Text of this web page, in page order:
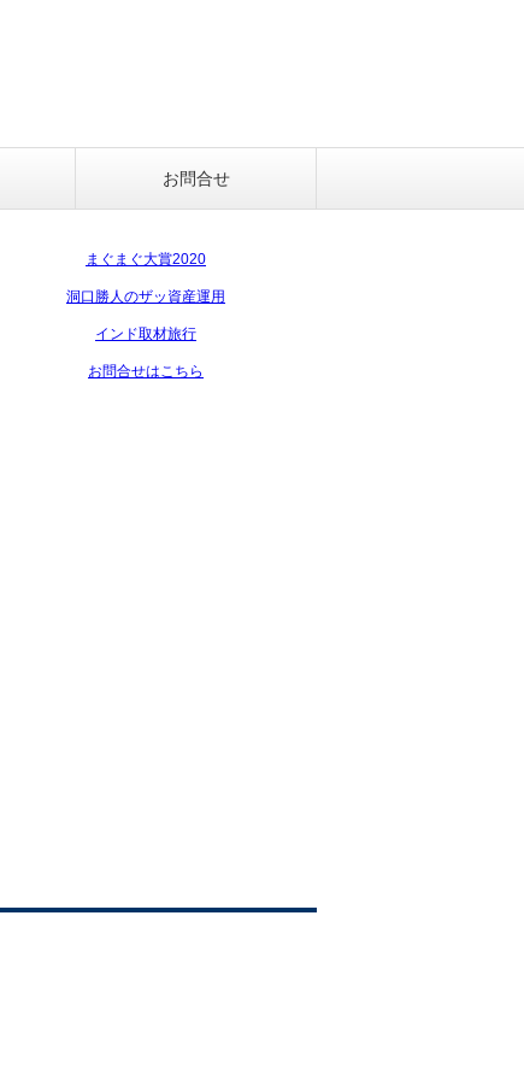
お問合せ